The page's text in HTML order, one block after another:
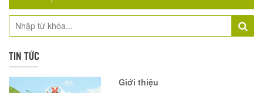
TIN TỨC
Giới thiệu